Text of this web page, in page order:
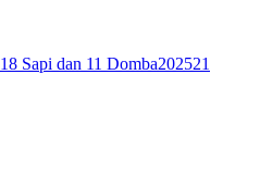
18 Sapi dan 11 Domba202521